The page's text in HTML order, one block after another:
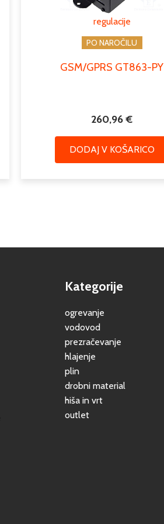
regulacije
PO NAROČILU
GSM/GPRS GT863-PY
260,96€
DODAJ V KOŠARICO
Kategorije
ogrevanje
vodovod
prezračevanje
hlajenje
plin
drobni material
hiša in vrt
outlet